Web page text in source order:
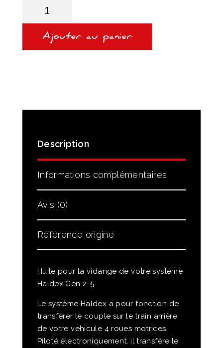
Haldex
Génération
Ajouter au panier
Description
Informations complémentaires
Avis (0)
Référence origine
Huile pour la vidange de votre système
Haldex Gen 2-5.
Le système Haldex a pour fonction de
transférer le couple sur le train arrière
de votre véhicule 4 roues motrices.
Piloté électroniquement, il transfère le